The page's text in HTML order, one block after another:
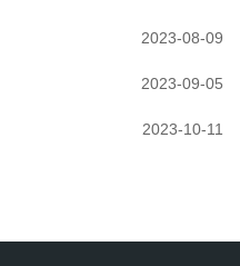
2023-08-09
2023-09-05
2023-10-11